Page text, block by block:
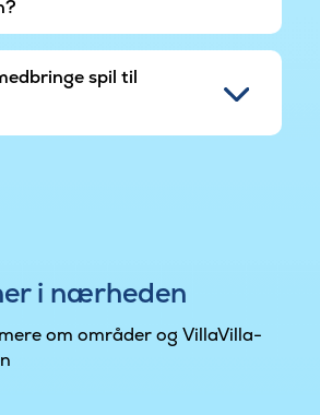
spil til
i nærheden
om områder og VillaVilla-